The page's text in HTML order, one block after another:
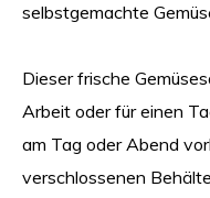
selbstgemachte
Dieser frische
Arbeit oder für einen
am Tag oder Abend
verschlossenen